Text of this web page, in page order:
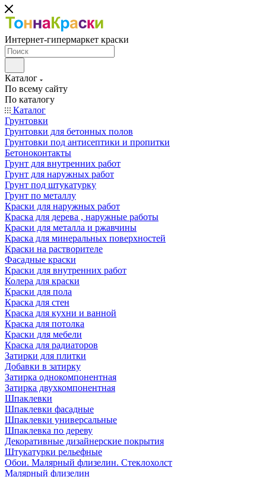
Интернет-гипермаркет краски
Каталог
По всему сайту
По каталогу
Каталог
Грунтовки
Грунтовки для бетонных полов
Грунтовки под антисептики и пропитки
Бетоноконтакты
Грунт для внутренних работ
Грунт для наружных работ
Грунт под штукатурку
Грунт по металлу
Краски для наружных работ
Краска для дерева , наружные работы
Краски для металла и ржавчины
Краска для минеральных поверхностей
Краски на растворителе
Фасадные краски
Краски для внутренних работ
Колера для краски
Краски для пола
Краска для стен
Краска для кухни и ванной
Краска для потолка
Краски для мебели
Краска для радиаторов
Затирки для плитки
Добавки в затирку
Затирка однокомпонентная
Затирка двухкомпонентная
Шпаклевки
Шпаклевки фасадные
Шпаклевки универсальные
Шпаклевка по дереву
Декоративные дизайнерские покрытия
Штукатурки рельефные
Обои. Малярный флизелин. Стеклохолст
Малярный флизелин